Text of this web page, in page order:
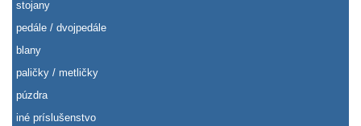
stojany
pedále / dvojpedále
blany
paličky / metličky
púzdra
iné príslušenstvo